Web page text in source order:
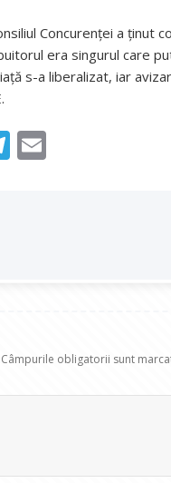
Concurenţei a ţinut
era singurul care
s-a liberalizat, iar
T
Câmpurile obligatorii sunt